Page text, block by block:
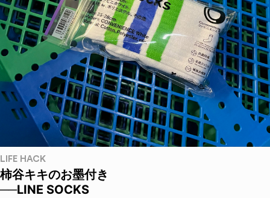
LIFE HACK
柿谷キキのお墨付き
──LINE SOCKS